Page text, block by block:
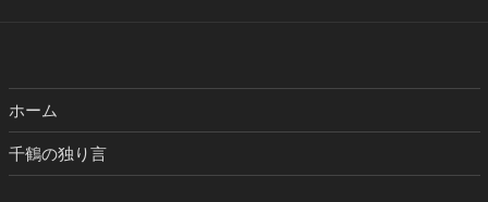
ホーム
千鶴の独り言